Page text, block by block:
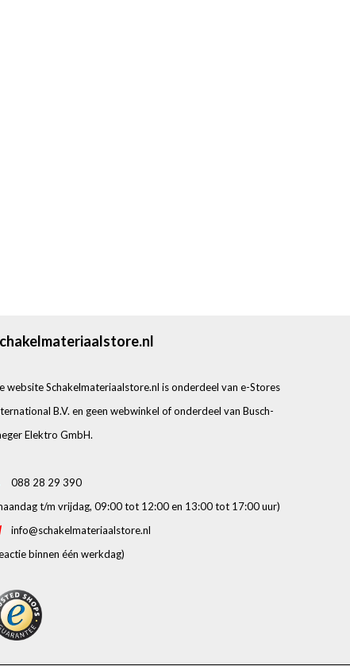
website Schakelmateriaalstore.nl is onderdeel van e-Stores
B.V. en geen webwinkel of onderdeel van Busch-
Elektro GmbH.
088 28 29 390
t/m vrijdag, 09:00 tot 12:00 en 13:00 tot 17:00 uur)
info@schakelmateriaalstore.nl
binnen één werkdag)